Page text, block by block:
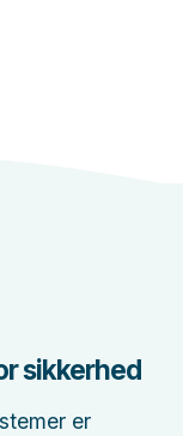
sikkerhed
er